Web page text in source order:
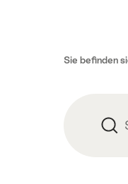
Sie befinden
Suche